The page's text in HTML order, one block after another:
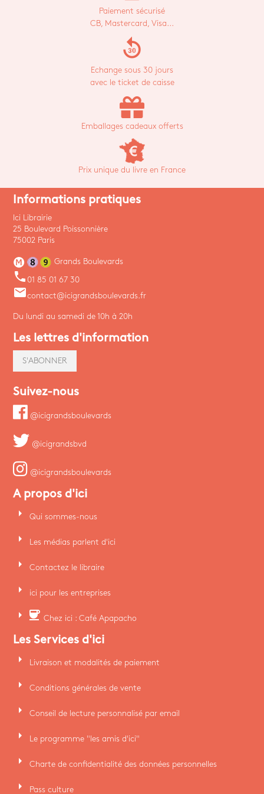
Paiement sécurisé
CB, Mastercard, Visa...
replay_30
Echange sous 30 jours
avec le ticket de caisse
Emballages cadeaux offerts
Prix unique du livre en France
Informations pratiques
Ici Librairie
25 Boulevard Poissonnière
75002 Paris
Grands Boulevards
phone 01 85 01 67 30
emailcontact@icigrandsboulevards.fr
Du lundi au samedi de 10h à 20h
Les lettres d'information
S'ABONNER
Suivez-nous
@icigrandsboulevards
@icigrandsbvd
@icigrandsboulevards
A propos d'ici
arrow_right Qui sommes-nous
arrow_right Les médias parlent d'ici
arrow_right Contactez le libraire
arrow_right ici pour les entreprises
arrow_right coffee Chez ici : Café Apapacho
Les Services d'ici
arrow_right Livraison et modalités de paiement
arrow_right Conditions générales de vente
arrow_right Conseil de lecture personnalisé par email
arrow_right Le programme "les amis d'ici"
arrow_right Charte de confidentialité des données personnelles
arrow_right Pass culture